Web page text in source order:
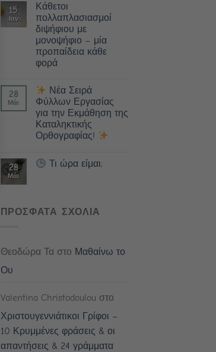
15
Ιαν
Κάθετοι
πολλαπλασιασμοί
διψήφιου με
μονοψήφιο – μία
προπαίδεια κάθε
φορά
28
Μάι
Νέα Σειρά
Φύλλων Εργασίας
για την Εκμάθηση της
Καταληκτικής
Ορθογραφίας!
28
Μάι
Τι ώρα είμαι;
ΠΡΟΣΦΑΤΑ ΣΧΟΛΙΑ
Θεοδώρα Ταστο Μαθαίνω το
Ου
Valentina Christodoulou στο
Χριστουγεννιάτικοι Γρίφοι –
10 Κρυμμένες φράσεις & οι
απαντήσεις & 24 γράμματα